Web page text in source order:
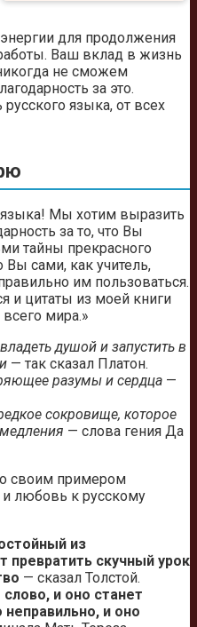
для продолжения
Ваш вклад в жизнь
не сможем
за это.
языка, от всех
Мы хотим выразить
за то, что Вы
тайны прекрасного
Вы сами, как учитель,
им пользоваться.
и цитаты из моей книги
мира.»
душой и запустить в
— так сказал Платон.
разумы и сердца —
сокровище, которое
— слова гения Да
своим примером
и любовь к русскому
из
превратить скучный урок
— сказал Толстой.
и оно станет
и оно